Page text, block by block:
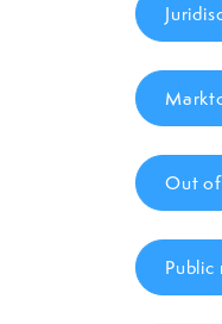
Out
Public